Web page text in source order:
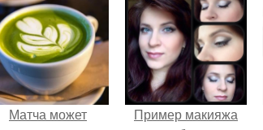
Матча может
Пример макияжа